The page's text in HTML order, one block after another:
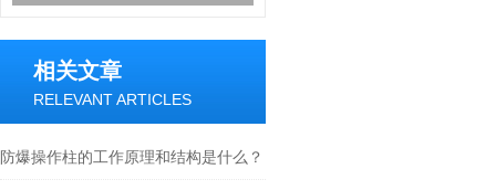
相关文章
RELEVANT ARTICLES
防爆操作柱的工作原理和结构是什么？